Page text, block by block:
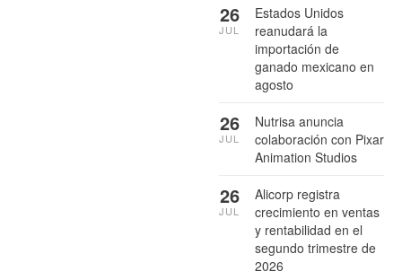
Estados Unidos
reanudará la
importación de
ganado mexicano en
agosto
26
JUL
Nutrisa anuncia
colaboración con Pixar
Animation Studios
26
JUL
Alicorp registra
crecimiento en ventas
y rentabilidad en el
segundo trimestre de
2026
26
JUL